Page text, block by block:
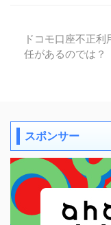
ドコモ口座不正
任があるのでは？
スポンサー